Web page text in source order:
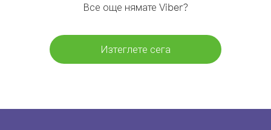
Все още нямате Viber?
Изтеглете сега